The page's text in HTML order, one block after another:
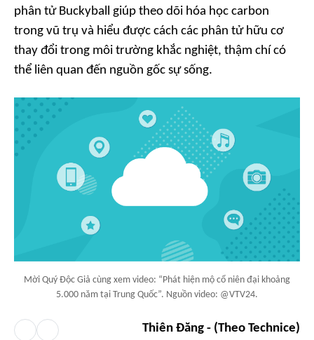
phân tử Buckyball giúp theo dõi hóa học carbon
trong vũ trụ và hiểu được cách các phân tử hữu cơ
thay đổi trong môi trường khắc nghiệt, thậm chí có
thể liên quan đến nguồn gốc sự sống.
Mời Quý Độc Giả cùng xem video: “Phát hiện mộ cổ niên đại khoảng
5.000 năm tại Trung Quốc”. Nguồn video: @VTV24.
Thiên Đăng - (Theo Technice)